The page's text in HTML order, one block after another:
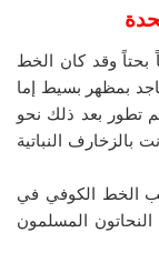
بحتاً وقد كان الخط
بمظهر بسيط إما
تطور بعد ذلك نحو
بالزخارف النباتية
الخط الكوفي في
النحاتون المسلمون